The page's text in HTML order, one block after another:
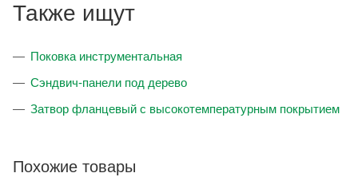
Также ищут
Поковка инструментальная
Сэндвич-панели под дерево
Затвор фланцевый с высокотемпературным покрытием
Похожие товары